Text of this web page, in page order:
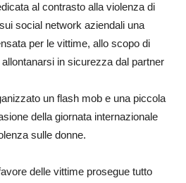
al contrasto alla violenza di
social network aziendali una
per le vittime, allo scopo di
in sicurezza dal partner
un flash mob e una piccola
della giornata internazionale
sulle donne.
delle vittime prosegue tutto